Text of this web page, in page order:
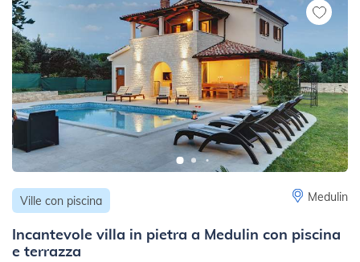
Ville con piscina Medulin
Incantevole villa in pietra a Medulin con piscina
e terrazza